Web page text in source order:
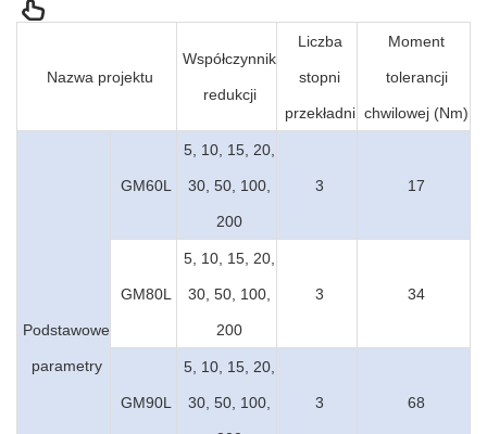
Nazwa projektu
Współczynnik
redukcji
Liczba
stopni
przekładni
Moment
tolerancji
chwilowej (Nm)
Podstawowe
parametry
GM60L
5, 10, 15, 20,
30, 50, 100,
200
3 17
GM80L
5, 10, 15, 20,
30, 50, 100,
200
3 34
GM90L
5, 10, 15, 20,
30, 50, 100, 3 68